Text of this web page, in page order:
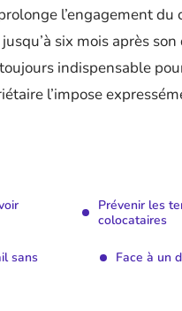
l’engagement du
six mois après
indispensable
l’impose
sans
Prévenir les
colocataires
Face à un